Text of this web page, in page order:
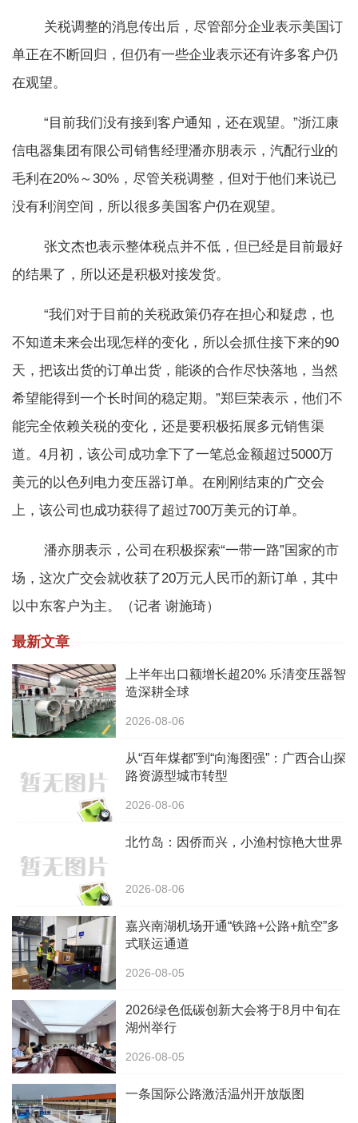
关税调整的消息传出后，尽管部分企业表示美国订
单正在不断回归，但仍有一些企业表示还有许多客户仍
在观望。
“目前我们没有接到客户通知，还在观望。”浙江康
信电器集团有限公司销售经理潘亦朋表示，汽配行业的
毛利在20%～30%，尽管关税调整，但对于他们来说已
没有利润空间，所以很多美国客户仍在观望。
张文杰也表示整体税点并不低，但已经是目前最好
的结果了，所以还是积极对接发货。
“我们对于目前的关税政策仍存在担心和疑虑，也
不知道未来会出现怎样的变化，所以会抓住接下来的90
天，把该出货的订单出货，能谈的合作尽快落地，当然
希望能得到一个长时间的稳定期。”郑巨荣表示，他们不
能完全依赖关税的变化，还是要积极拓展多元销售渠
道。4月初，该公司成功拿下了一笔总金额超过5000万
美元的以色列电力变压器订单。在刚刚结束的广交会
上，该公司也成功获得了超过700万美元的订单。
潘亦朋表示，公司在积极探索“一带一路”国家的市
场，这次广交会就收获了20万元人民币的新订单，其中
以中东客户为主。（记者 谢施琦）
最新文章
上半年出口额增长超20% 乐清变压器智
造深耕全球
2026-08-06
从“百年煤都”到“向海图强”：广西合山探
路资源型城市转型
2026-08-06
北竹岛：因侨而兴，小渔村惊艳大世界
2026-08-06
嘉兴南湖机场开通“铁路+公路+航空”多
式联运通道
2026-08-05
2026绿色低碳创新大会将于8月中旬在
湖州举行
2026-08-05
一条国际公路激活温州开放版图